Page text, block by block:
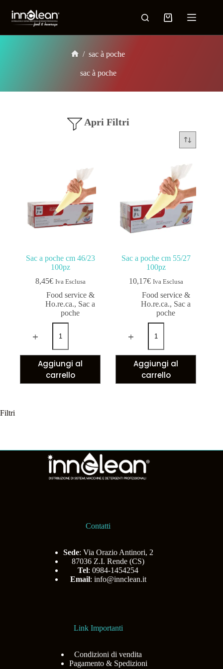
/ sac à poche
sac à poche
Apri Filtri
Sac a poche cm 46/23
100pz
8,45€ Iva Esclusa
Food service &
Ho.re.ca., Sac a
poche
Aggiungi al
carrello
Sac a poche cm 55/27
100pz
10,17€ Iva Esclusa
Food service &
Ho.re.ca., Sac a
poche
Aggiungi al
carrello
Filtri
Contatti
Sede: Via Orazio Antinori, 2
87036 Z.I. Rende (CS)
Tel: 0984-1454254
Email: info@innclean.it
Link Importanti
Condizioni di vendita
Pagamento & Spedizioni